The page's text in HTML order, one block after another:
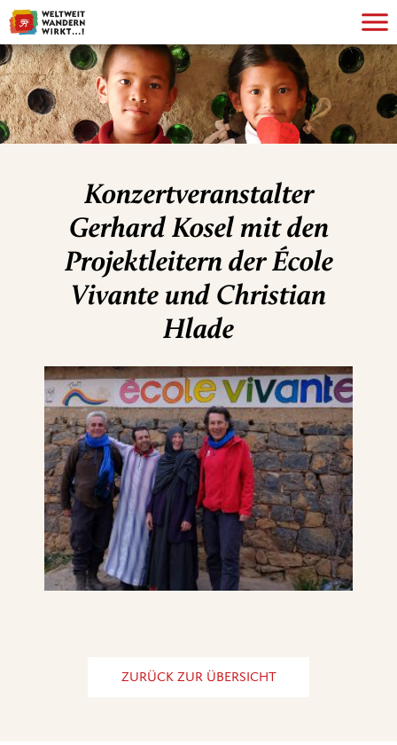
Konzertveranstalter
Gerhard Kosel mit den
Projektleitern der École
Vivante und Christian
Hlade
ZURÜCK ZUR ÜBERSICHT